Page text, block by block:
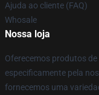
Ajuda ao cliente (FAQ)
Whosale
Nossa loja
Oferecemos produtos
especificamente pela
fornecemos uma